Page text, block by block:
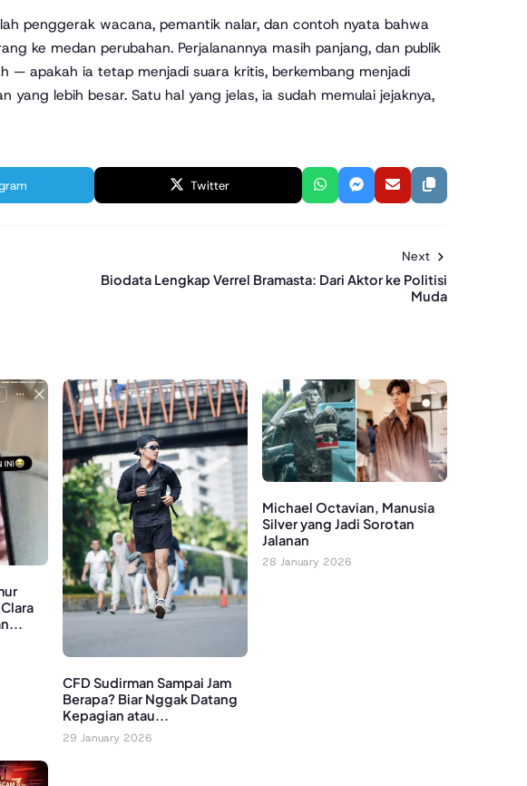
penggerak wacana, pemantik nalar, dan contoh nyata bahwa
ke medan perubahan. Perjalanannya masih panjang, dan publik
— apakah ia tetap menjadi suara kritis, berkembang menjadi
yang lebih besar. Satu hal yang jelas, ia sudah memulai jejaknya,
Twitter
Next
Biodata Lengkap Verrel Bramasta: Dari Aktor ke Politisi
Muda
CFD Sudirman Sampai Jam
Berapa? Biar Nggak Datang
Kepagian atau...
29 January 2026
Michael Octavian, Manusia
Silver yang Jadi Sorotan
Jalanan
28 January 2026